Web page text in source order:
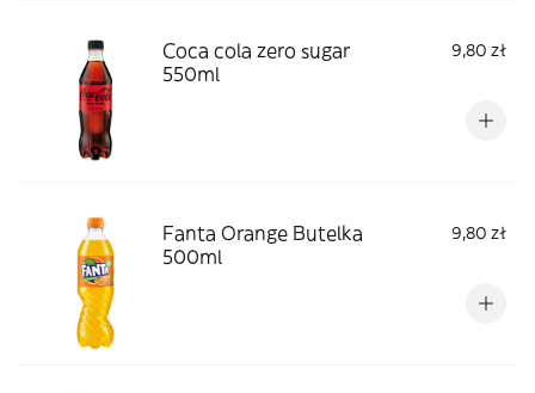
Coca cola zero sugar
550ml
9,80 zł
Fanta Orange Butelka
500ml
9,80 zł